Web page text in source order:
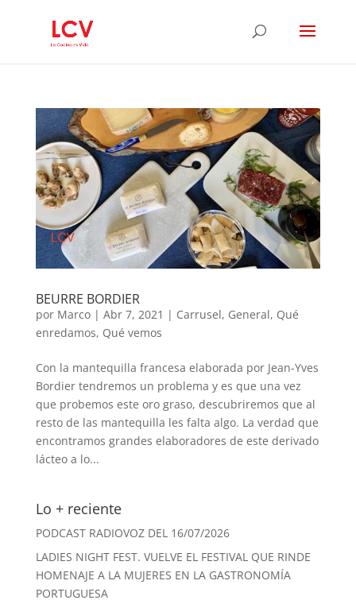
BEURRE BORDIER
por Marco| Abr 7, 2021 | Carrusel, General, Qué
enredamos, Qué vemos
Con la mantequilla francesa elaborada por Jean-Yves
Bordier tendremos un problema y es que una vez
que probemos este oro graso, descubriremos que al
resto de las mantequilla les falta algo. La verdad que
encontramos grandes elaboradores de este derivado
lácteo a lo...
Lo + reciente
PODCAST RADIOVOZ DEL 16/07/2026
LADIES NIGHT FEST. VUELVE EL FESTIVAL QUE RINDE
HOMENAJE A LA MUJERES EN LA GASTRONOMÍA
PORTUGUESA